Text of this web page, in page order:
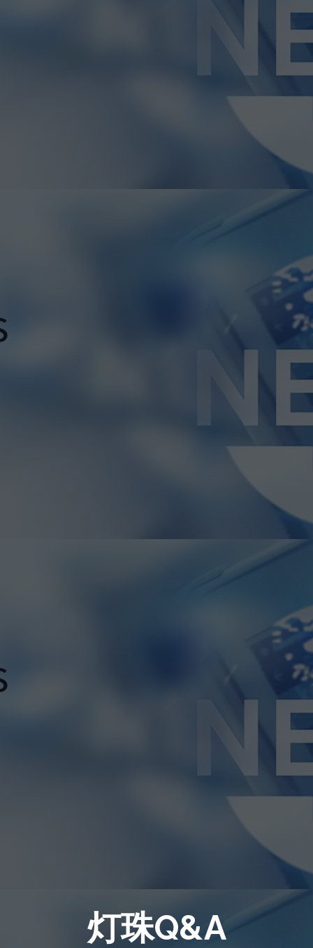
灯珠Q&A